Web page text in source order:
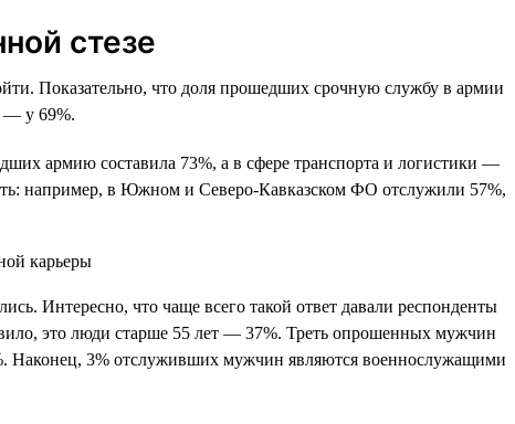
стезе
Показательно, что доля прошедших срочную службу в армии
— у 69%.
армию составила 73%, а в сфере транспорта и логистики —
например, в Южном и Северо-Кавказском ФО отслужили 57%,
Интересно, что чаще всего такой ответ давали респонденты
это люди старше 55 лет — 37%. Треть опрошенных мужчин
Наконец, 3% отслуживших мужчин являются военнослужащими